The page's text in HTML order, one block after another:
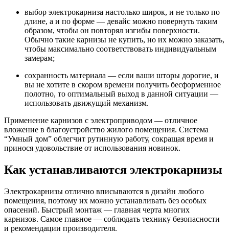
выбор электрокарниза настолько широк, и не только по
длине, а и по форме — девайс можно повернуть таким
образом, чтобы он повторял изгибы поверхности.
Обычно такие карнизы не купить, но их можно заказать,
чтобы максимально соответствовать индивидуальным
замерам;
сохранность материала — если ваши шторы дорогие, и
вы не хотите в скором времени получить бесформенное
полотно, то оптимальный выход в данной ситуации —
использовать движущий механизм.
Применение карнизов с электроприводом — отличное
вложение в благоустройство жилого помещения. Система
“Умный дом” облегчит рутинную работу, сокращая время и
принося удовольствие от использования новинок.
Как устанавливаются электрокарнизы
Электрокарнизы отлично вписываются в дизайн любого
помещения, поэтому их можно устанавливать без особых
опасений. Быстрый монтаж — главная черта многих
карнизов. Самое главное — соблюдать технику безопасности
и рекомендации производителя.